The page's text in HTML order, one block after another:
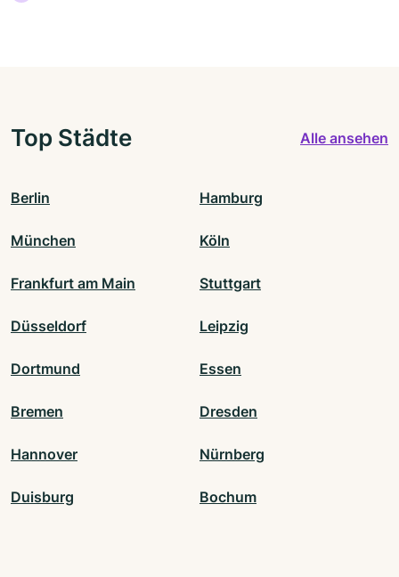
Top Städte Alle ansehen
Berlin Hamburg
München Köln
Frankfurt am Main Stuttgart
Düsseldorf Leipzig
Dortmund Essen
Bremen Dresden
Hannover Nürnberg
Duisburg Bochum